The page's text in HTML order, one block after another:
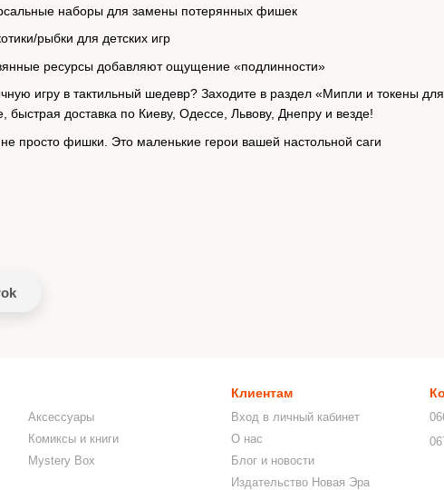
наборы для замены потерянных фишек
рыбки для детских игр
ресурсы добавляют ощущение «подлинности»
игру в тактильный шедевр? Заходите в раздел «Мипли и токены
быстрая доставка по Киеву, Одессе, Львову, Днепру и везде!
просто фишки. Это маленькие герои вашей настольной саги
Аксессуары
Комиксы и книги
Mystery Box
Клиентам
Вход в личный кабинет
О нас
Блог и новости
Издательство Новая Эра